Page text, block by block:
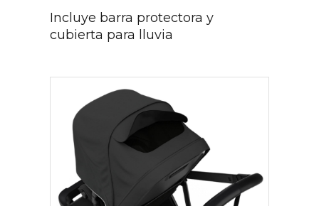
Incluye barra protectora y
cubierta para lluvia​